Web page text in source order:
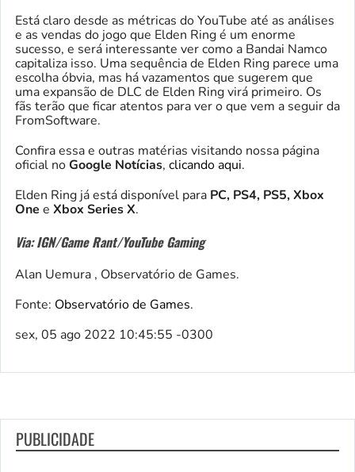
Está claro desde as métricas do YouTube até as análises
e as vendas do jogo que Elden Ring é um enorme
sucesso, e será interessante ver como a Bandai Namco
capitaliza isso. Uma sequência de Elden Ring parece uma
escolha óbvia, mas há vazamentos que sugerem que
uma expansão de DLC de Elden Ring virá primeiro. Os
fãs terão que ficar atentos para ver o que vem a seguir da
FromSoftware.
Confira essa e outras matérias visitando nossa página
oficial noGoogle Notícias, clicando aqui.
Elden Ring já está disponível para PC, PS4, PS5, Xbox
One e Xbox Series X.
Via: IGN/Game Rant/YouTube Gaming
Alan Uemura , Observatório de Games.
Fonte: Observatório de Games.
sex, 05 ago 2022 10:45:55 -0300
PUBLICIDADE